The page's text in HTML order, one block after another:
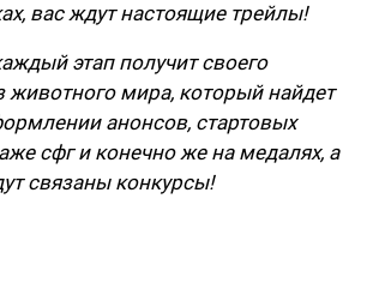
вас ждут настоящие трейлы!
этап получит своего
животного мира, который найдет
анонсов, стартовых
сфг и конечно же на медалях, а
связаны конкурсы!